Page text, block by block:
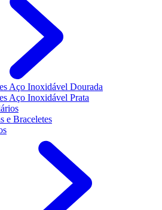
Aço Inoxidável Dourada
Aço Inoxidável Prata
e Braceletes